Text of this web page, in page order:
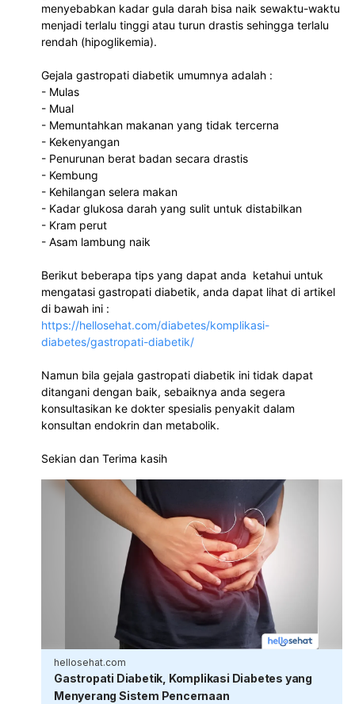
menyebabkan kadar gula darah bisa naik sewaktu-waktu
menjadi terlalu tinggi atau turun drastis sehingga terlalu
rendah (hipoglikemia).
Gejala gastropati diabetik umumnya adalah :
- Mulas
- Mual
- Memuntahkan makanan yang tidak tercerna
- Kekenyangan
- Penurunan berat badan secara drastis
- Kembung
- Kehilangan selera makan
- Kadar glukosa darah yang sulit untuk distabilkan
- Kram perut
- Asam lambung naik
Berikut beberapa tips yang dapat anda  ketahui untuk
mengatasi gastropati diabetik, anda dapat lihat di artikel
https://hellosehat.com/diabetes/komplikasi-
diabetes/gastropati-diabetik/
Namun bila gejala gastropati diabetik ini tidak dapat
ditangani dengan baik, sebaiknya anda segera
konsultasikan ke dokter spesialis penyakit dalam
konsultan endokrin dan metabolik.
Sekian dan Terima kasih
hellosehat.com
Gastropati Diabetik, Komplikasi Diabetes yang
Menyerang Sistem Pencernaan